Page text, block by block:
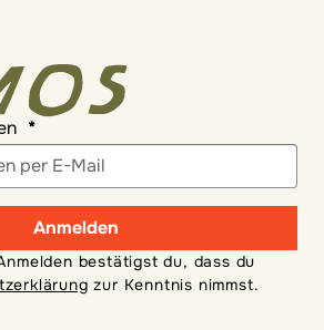
Anmelden
bestätigst du, dass du
zur Kenntnis nimmst.